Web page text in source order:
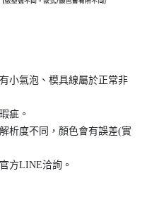
小氣泡、模具線屬於正常非
疵。
析度不同，顏色會有誤差(實
方LINE洽詢。